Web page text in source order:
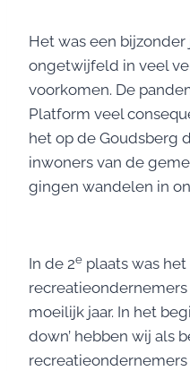
Het was een bijzonder
ongetwijfeld in veel
voorkomen. De
Platform veel
het op de Goudsberg
inwoners van de
gingen wandelen in
In de 2e plaats was
moeilijk jaar. In het
down’ hebben wij als